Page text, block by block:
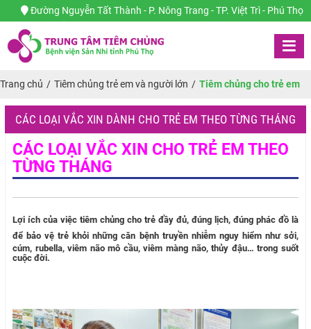
Đường Nguyễn Tất Thành - P. Nông Trang - TP. Việt Trì - Phú Thọ
Trang chủ / Tiêm chủng trẻ em và người lớn / Tiêm chủng cho trẻ em
CÁC LOẠI VẮC XIN DÀNH CHO TRẺ EM THEO TỪNG THÁNG
CÁC LOẠI VẮC XIN CHO TRẺ EM THEO
TỪNG THÁNG
Lợi ích của việc tiêm chủng cho trẻ đầy đủ, đúng lịch, đúng phác đồ là
để bảo vệ trẻ khỏi những căn bệnh truyền nhiễm nguy hiểm như sởi,
cúm, rubella, viêm não mô cầu, viêm màng não, thủy đậu… trong suốt
cuộc đời.